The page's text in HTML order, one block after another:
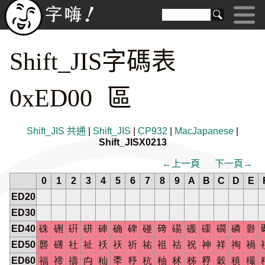
Shift_JIS字碼表
0xED00 區
Shift_JIS 共通 Shift_JIS CP932 MacJapanese
Shift_JISX0213
←上一頁
下一頁→
0
1 2 3 4 5 6 7 8 9 A B C D E
ED20
ED30
ED40 硃 硎 硏 硑 硨 确 碑 碰 𥔎 碭 磤 磲 礀 磷 礜
ED50 礱 礴 社 祉 祅 祆 祈 祐 祖 祜 祝 神 祥 祹 禍
ED60 福 禘 禱 禸 秈 秊 𥝱 秔 秞 秫 秭 稃 穀 稹 穝